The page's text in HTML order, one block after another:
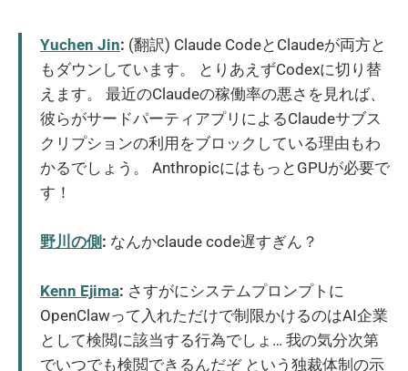
Yuchen Jin: (翻訳) Claude CodeとClaudeが両方と
もダウンしています。 とりあえずCodexに切り替
えます。 最近のClaudeの稼働率の悪さを見れば、
彼らがサードパーティアプリによるClaudeサブス
クリプションの利用をブロックしている理由もわ
かるでしょう。 AnthropicにはもっとGPUが必要で
す！
野川の側: なんかclaude code遅すぎん？
Kenn Ejima: さすがにシステムプロンプトに
OpenClawって入れただけで制限かけるのはAI企業
として検閲に該当する行為でしょ… 我の気分次第
でいつでも検閲できるんだぞ という独裁体制の示